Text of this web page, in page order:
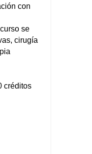
con
se
cirugía
créditos